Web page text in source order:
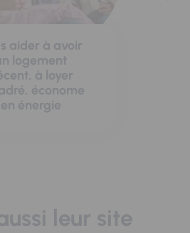
aider à avoir
logement
à loyer
économe
en énergie
leur site